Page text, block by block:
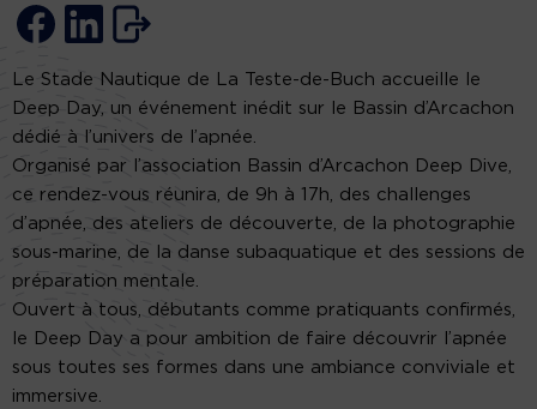
Le Stade Nautique de La Teste-de-Buch accueille le
Deep Day, un événement inédit sur le Bassin d’Arcachon
dédié à l’univers de l’apnée.
Organisé par l’association Bassin d’Arcachon Deep Dive,
ce rendez-vous réunira, de 9h à 17h, des challenges
d’apnée, des ateliers de découverte, de la photographie
sous-marine, de la danse subaquatique et des sessions de
préparation mentale.
Ouvert à tous, débutants comme pratiquants confirmés,
le Deep Day a pour ambition de faire découvrir l’apnée
sous toutes ses formes dans une ambiance conviviale et
immersive.